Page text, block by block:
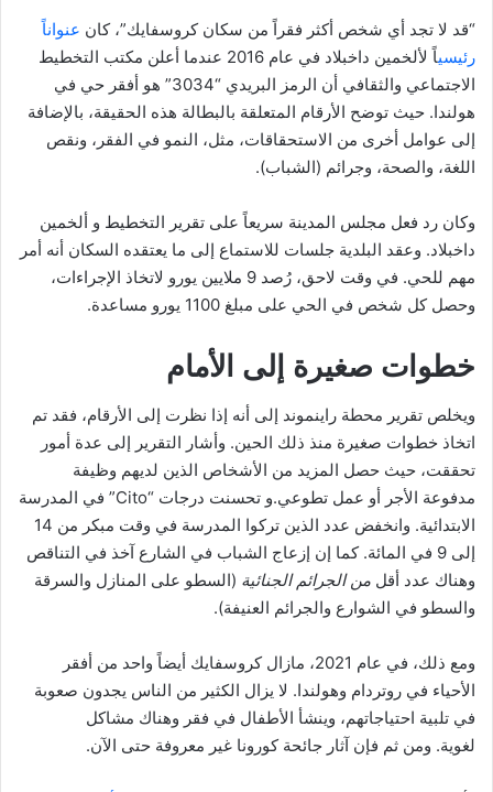
“قد لا تجد أي شخص أكثر فقراً من سكان كروسفايك”، كان عنواناً
رئيسي
اً لألخمين داخبلاد في عام 2016 عندما أعلن مكتب التخطيط
الاجتماعي والثقافي أن الرمز البريدي “3034” هو أفقر حي في
هولندا. حيث توضح الأرقام المتعلقة بالبطالة هذه الحقيقة، بالإضافة
إلى عوامل أخرى من الاستحقاقات، مثل، النمو في الفقر، ونقص
اللغة، والصحة، وجرائم (الشباب).
وكان رد فعل مجلس المدينة سريعاً على تقرير التخطيط و ألخمين
داخبلاد. وعقد البلدية جلسات للاستماع إلى ما يعتقده السكان أنه أمر
مهم للحي. في وقت لاحق، رُصد 9 ملايين يورو لاتخاذ الإجراءات،
وحصل كل شخص في الحي على مبلغ 1100 يورو مساعدة.
خطوات صغيرة إلى الأمام
ويخلص تقرير محطة راينموند إلى أنه إذا نظرت إلى الأرقام، فقد تم
اتخاذ خطوات صغيرة منذ ذلك الحين. وأشار التقرير إلى عدة أمور
تحققت، حيث حصل المزيد من الأشخاص الذين لديهم وظيفة
مدفوعة الأجر أو عمل تطوعي.و تحسنت درجات “Cito” في المدرسة
الابتدائية. وانخفض عدد الذين تركوا المدرسة في وقت مبكر من 14
إلى 9 في المائة. كما إن إزعاج الشباب في الشارع آخذ في التناقص
وهناك عدد أقل من الجرائم الجنائية (السطو على المنازل والسرقة
والسطو في الشوارع والجرائم العنيفة).
ومع ذلك، في عام 2021، مازال كروسفايك أيضاً واحد من أفقر
الأحياء في روتردام وهولندا. لا يزال الكثير من الناس يجدون صعوبة
في تلبية احتياجاتهم، وينشأ الأطفال في فقر وهناك مشاكل
لغوية. ومن ثم فإن آثار جائحة كورونا غير معروفة حتى الآن.